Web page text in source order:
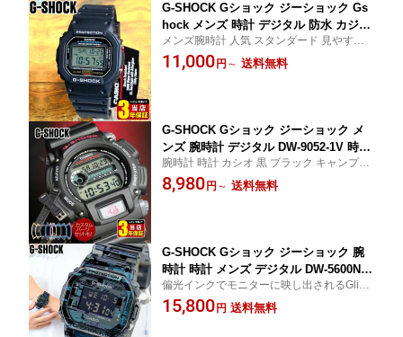
G-SHOCK Gショック ジーショック Gs
hock メンズ 時計 デジタル 防水 カジュ
アル 5600 ORIGIN スクエア 黒 ブラッ
ク スピード DW-5600E-1V DW-5600UE-
メンズ腕時計 人気 スタンダード 見やすい
子供 おすすめ 誕生日プレゼント 男性 彼氏
旦那 友達 海外モデル 入学祝い 合格祝い G-
11,000円 ～ 送料無料
G-SHOCK Gショック ジーショック メ
ンズ 腕時計 デジタル DW-9052-1V 時計
多機能 防水 黒 ブラック 男性 誕生日 旦
那 彼氏 中学生 高校生 大学生 男子 見や
腕時計 時計 カシオ 黒 ブラック キャンプ ア
ウトドア 釣り コンパクト 通学 防水 g-しょc
kGshock g-ショック じーしょっく 卒業祝い
8,980円 ～ 送料無料
G-SHOCK Gショック ジーショック 腕
時計 時計 メンズ デジタル DW-5600NN-
1 スケルトン 透明 防水 グレー ウレタン
黒 ブラック 逆輸入 CASIO カシオ カジ
偏光インクでモニターに映し出されるGlitch
（バグ）を演出 メンズ アウトドア ファッ
ション カジュアル キャンプ BBQ アウトド
15,800円 送料無料